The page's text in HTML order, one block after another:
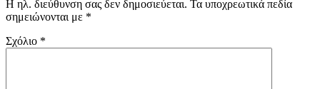
Η ηλ. διεύθυνση σας δεν δημοσιεύεται. Τα υποχρεωτικά πεδία
σημειώνονται με *
Σχόλιο *